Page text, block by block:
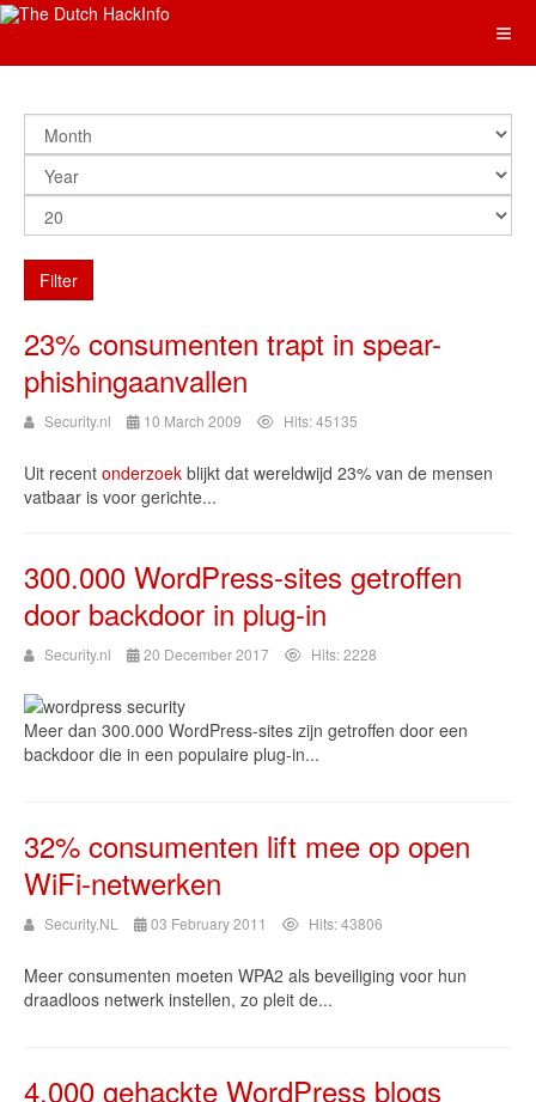
Filter
23% consumenten trapt in spear-
phishingaanvallen
Security.nl 10 March 2009 Hits: 45135
Uit recent onderzoek blijkt dat wereldwijd 23% van de mensen
vatbaar is voor gerichte...
300.000 WordPress-sites getroffen
door backdoor in plug-in
Security.nl 20 December 2017 Hits: 2228
Meer dan 300.000 WordPress-sites zijn getroffen door een
backdoor die in een populaire plug-in...
32% consumenten lift mee op open
WiFi-netwerken
Security.NL 03 February 2011 Hits: 43806
Meer consumenten moeten WPA2 als beveiliging voor hun
draadloos netwerk instellen, zo pleit de...
4.000 gehackte WordPress blogs